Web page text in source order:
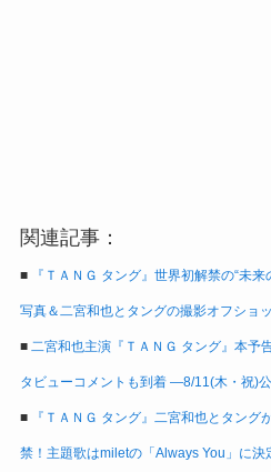
関連記事：
■ 『ＴＡＮＧ タング』世界初解禁の“未
写真＆二宮和也とタングの撮影オフショ
■ 二宮和也主演『ＴＡＮＧ タング』本予
タビューコメントも到着 ―8/11(木・祝)
■ 『ＴＡＮＧ タング』二宮和也とタン
禁！主題歌はmiletの「Always You」に決